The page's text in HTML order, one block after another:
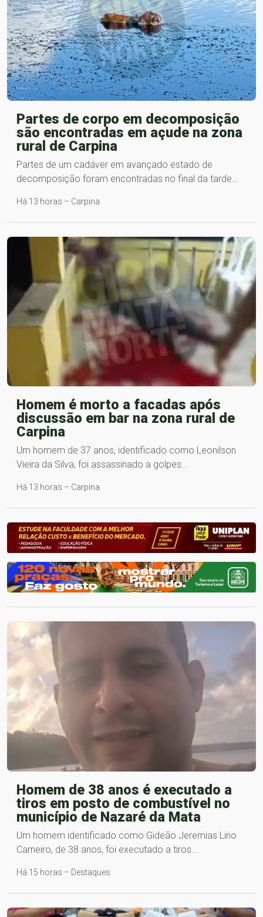
Partes de corpo em decomposição
são encontradas em açude na zona
rural de Carpina
Partes de um cadáver em avançado estado de
decomposição foram encontradas no final da tarde…
Há 13 horas – Carpina
Homem é morto a facadas após
discussão em bar na zona rural de
Carpina
Um homem de 37 anos, identificado como Leonilson
Vieira da Silva, foi assassinado a golpes…
Há 13 horas – Carpina
Homem de 38 anos é executado a
tiros em posto de combustível no
município de Nazaré da Mata
Um homem identificado como Gideão Jeremias Lino
Carneiro, de 38 anos, foi executado a tiros…
Há 15 horas – Destaques